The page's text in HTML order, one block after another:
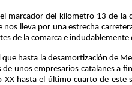
marcador del kilometro 13 de la
nos lleva por una estrecha
de la comarca e
que hasta la desamortización de
de unos empresarios catalanes a
XX hasta el último cuarto de